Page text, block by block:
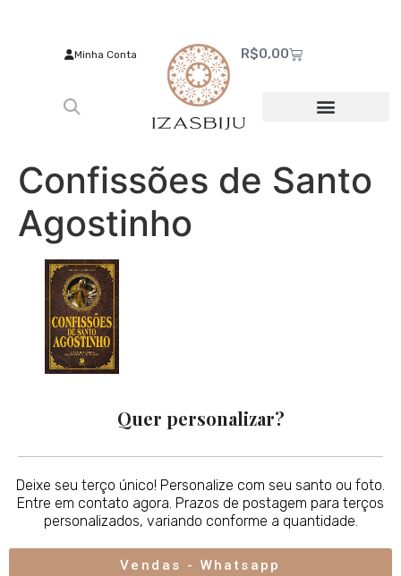
Minha Conta R$0,00
Confissões de Santo
Agostinho
Quer personalizar?
Deixe seu terço único! Personalize com seu santo ou foto.
Entre em contato agora. Prazos de postagem para terços
personalizados, variando conforme a quantidade.
Vendas - Whatsapp